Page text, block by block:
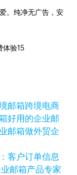
。纯净无广告，安
体验15
邮箱跨境电商
好用的企业邮
邮箱做外贸企
客户订单信息
邮箱产品专家